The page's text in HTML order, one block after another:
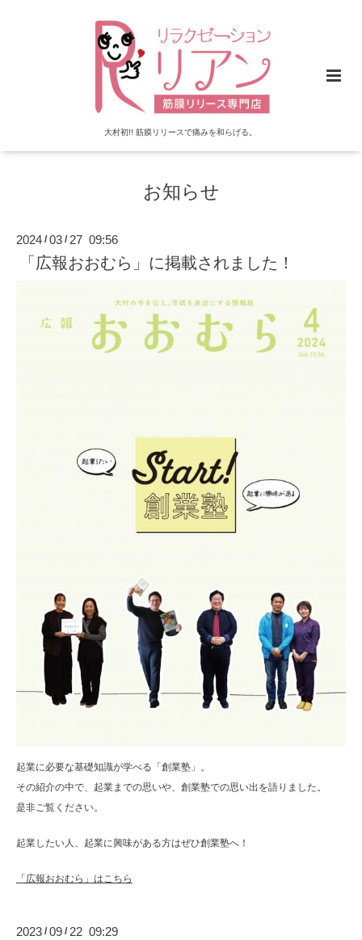
大村初!! 筋膜リリースで痛みを和らげる。
お知らせ
2024 /03 / 27 09:56
「広報おおむら」に掲載されました！
起業に必要な基礎知識が学べる「創業塾」。
その紹介の中で、起業までの思いや、創業塾での思い出を語りました。
是非ご覧ください。
起業したい人、起業に興味がある方はぜひ創業塾へ！
「広報おおむら」はこちら
2023 /09 / 22 09:29